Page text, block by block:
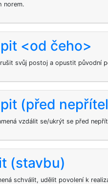
norem.
<od čeho>
svůj postoj a opustit původní
(před
vzdálit se/ukrýt se před
(stavbu)
schválit, udělit povolení k